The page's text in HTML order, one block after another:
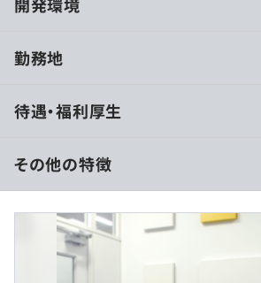
開発環境
JavaScript、TypeScript、Node.js、
■AWS
Lambda、API Gateway、Step
ClouldFront、CDK、DynamoDB、
SNS、SES、S3、EC2、VPN、
勤務地
待遇・福利厚生
■賃金形態：月給制
■賃金の決定方法：グレード給を採用
■月給：29万円／月～
■想定年収：470万円～
その他の特徴